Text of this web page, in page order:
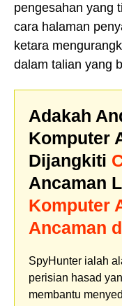
pengesahan yang
cara halaman
ketara
dalam talian yang
Adakah
Komputer
Dijangkiti
Ancaman
Komputer
Ancaman
SpyHunter ialah
perisian hasad
membantu